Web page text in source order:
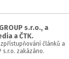
s.r.o., a
a ČTK.
článků a
s.r.o. zakázáno.